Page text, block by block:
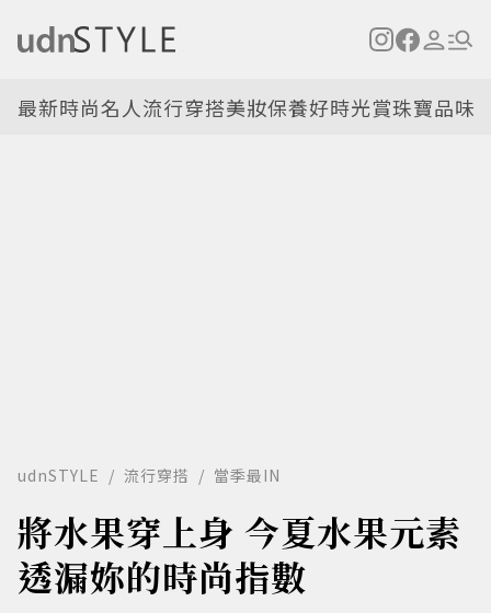
最新時尚名人流行穿搭美妝保養好時光賞珠寶品味
udnSTYLE 流行穿搭 當季最IN
將水果穿上身 今夏水果元素
透漏妳的時尚指數